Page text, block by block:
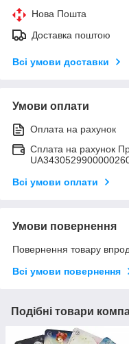
Нова Пошта
Доставка поштою
Всі умови доставки
Умови оплати
Оплата на рахунок
Сплата на рахунок
Всі умови оплати
Умови повернення
Повернення товару
Всі умови повернення
Подібні товари